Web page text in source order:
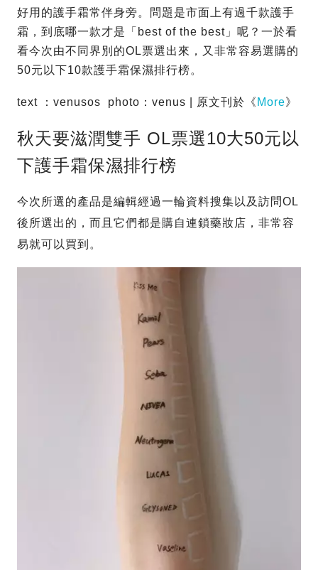
好用的護手霜常伴身旁。問題是市面上有過千款護手
霜，到底哪一款才是「best of the best」呢？一於看
看今次由不同界別的OL票選出來，又非常容易選購的
50元以下10款護手霜保濕排行榜。
text ：venusos photo：venus | 原文刊於《 More》
秋天要滋潤雙手 OL票選10大50元以
下護手霜保濕排行榜
今次所選的產品是編輯經過一輪資料搜集以及訪問OL
後所選出的，而且它們都是購自連鎖藥妝店，非常容
易就可以買到。